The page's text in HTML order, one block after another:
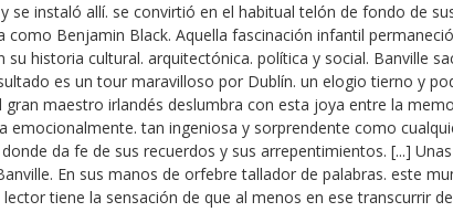
instaló allí. se convirtió en el habitual telón de fondo de
Benjamin Black. Aquella fascinación infantil
historia cultural. arquitectónica. política y social. Banville
es un tour maravilloso por Dublín. un elogio tierno y
maestro irlandés deslumbra con esta joya entre la
tan ingeniosa y sorprendente como
da fe de sus recuerdos y sus arrepentimientos. [...]
En sus manos de orfebre tallador de palabras. este
tiene la sensación de que al menos en ese transcurrir